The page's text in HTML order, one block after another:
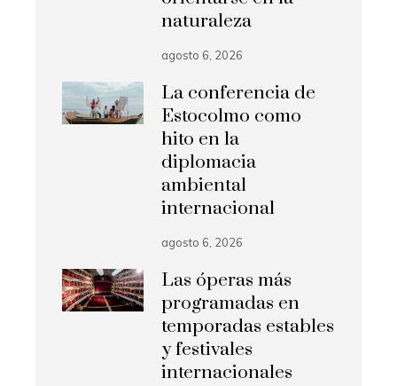
naturaleza
agosto 6, 2026
La conferencia de
Estocolmo como
hito en la
diplomacia
ambiental
internacional
agosto 6, 2026
Las óperas más
programadas en
temporadas estables
y festivales
internacionales